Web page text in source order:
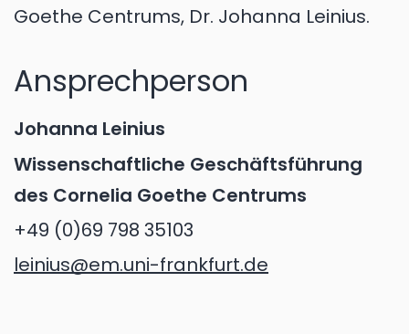
Goethe Centrums, Dr. Johanna Leinius.
Ansprechperson
Johanna Leinius
Wissenschaftliche Geschäftsführung
des Cornelia Goethe Centrums
+49 (0)69 798 35103
leinius@em.uni-frankfurt.de